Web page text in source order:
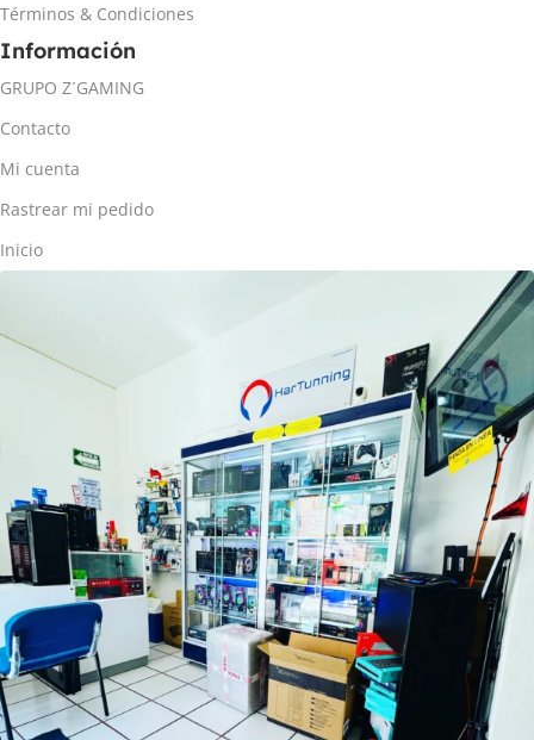
Términos & Condiciones
Información
GRUPO Z´GAMING
Contacto
Mi cuenta
Rastrear mi pedido
Inicio